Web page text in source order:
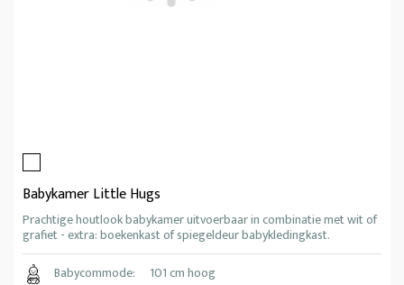
Babykamer Little Hugs
Prachtige houtlook babykamer uitvoerbaar in combinatie met wit of
grafiet - extra: boekenkast of spiegeldeur babykledingkast.
Babycommode:
101 cm hoog